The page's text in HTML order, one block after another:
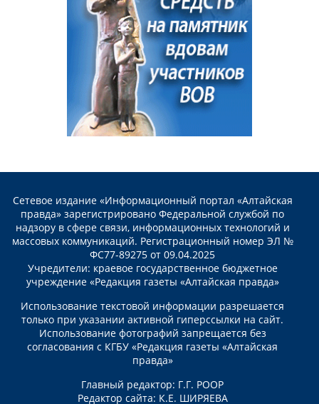
Сетевое издание «Информационный портал «Алтайская
правда» зарегистрировано Федеральной службой по
надзору в сфере связи, информационных технологий и
массовых коммуникаций. Регистрационный номер ЭЛ №
ФС77-89275 от 09.04.2025
Учредители: краевое государственное бюджетное
учреждение «Редакция газеты «Алтайская правда»
Использование текстовой информации разрешается
только при указании активной гиперссылки на сайт.
Использование фотографий запрещается без
согласования с КГБУ «Редакция газеты «Алтайская
правда»
Главный редактор: Г.Г. РООР
Редактор сайта: К.Е. ШИРЯЕВА